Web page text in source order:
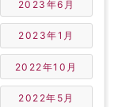
2023年6月
2023年1月
2022年10月
2022年5月